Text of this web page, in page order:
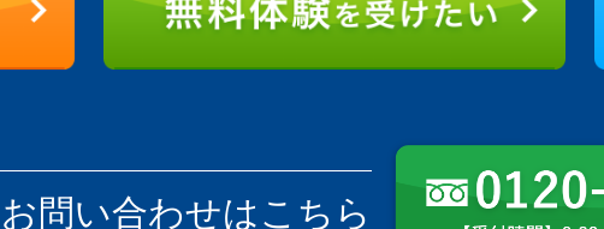
お問い合わせはこちら